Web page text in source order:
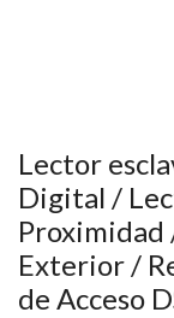
Lector
Digital /
Exterior /
de Acceso